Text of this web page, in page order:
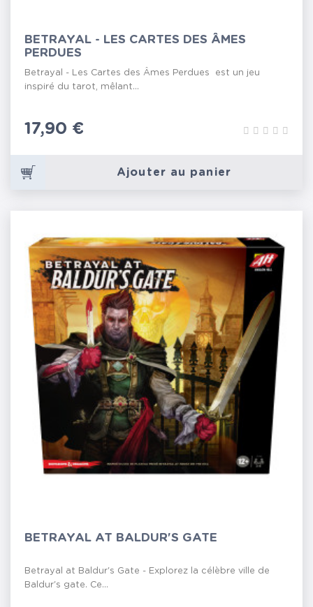
BETRAYAL - LES CARTES DES ÂMES
PERDUES
Betrayal - Les Cartes des Âmes Perdues est un jeu
inspiré du tarot, mêlant...
Prix
17,90 €
Ajouter au panier
BETRAYAL AT BALDUR'S GATE
Betrayal at Baldur's Gate - Explorez la célèbre ville de
Baldur's gate. Ce...